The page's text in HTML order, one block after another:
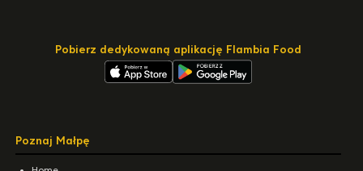
Pobierz dedykowaną aplikację Flambia Food
Poznaj Małpę